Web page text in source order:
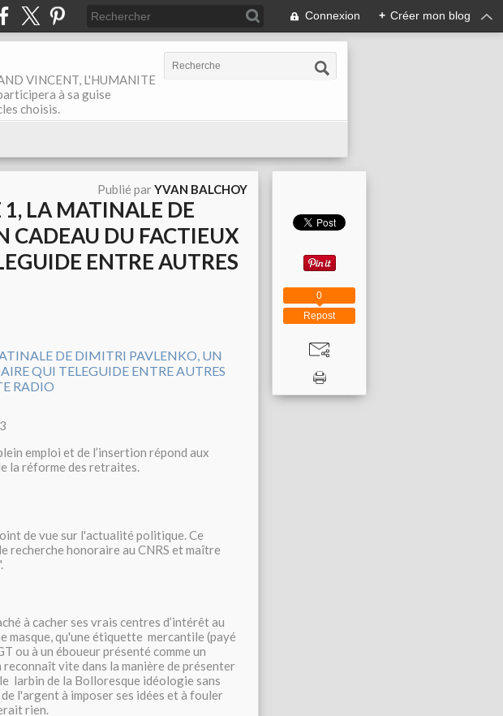
Connexion + Créer mon blog
VINCENT, L'HUMANITE
à sa guise
choisis.
Publié parYVAN BALCHOY
LA MATINALE DE
CADEAU DU FACTIEUX
ENTRE AUTRES
emploi et de l’insertion répond aux
la réforme des retraites.
de vue sur l'actualité politique. Ce
recherche honoraire au CNRS et maître
à cacher ses vrais centres d’intérêt au
masque, qu'une étiquette mercantile (payé
ou à un éboueur présenté comme un
vite dans la manière de présenter
larbin de la Bolloresque idéologie sans
l'argent à imposer ses idées et à fouler
rien.
Repost
0